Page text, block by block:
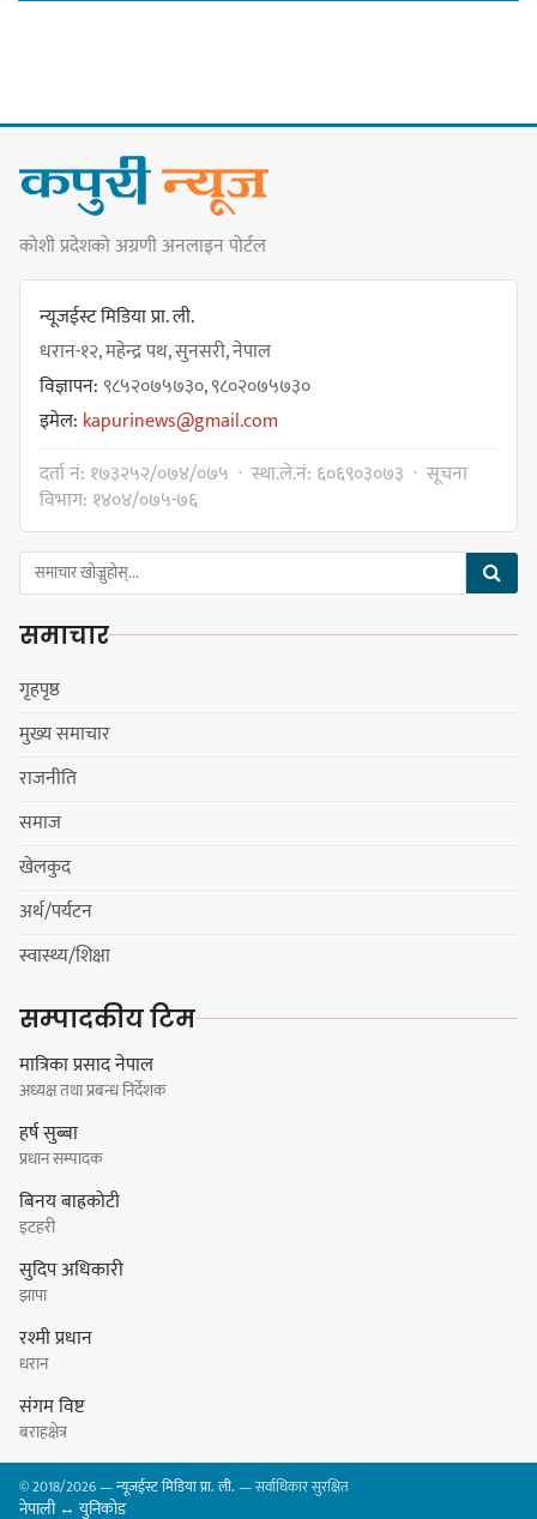
कार्यसम्पादनमा पहिलो
धरान उपमहानगरपालिकाको नगरसभा
चुल्हो निभ्दा ब्युँझन सक्ने आक्रोश
चाम्लिङको चेतावनी
मेजर श्रवणकुमार लिम्बू स्मृति
बास्केटबलको उपाधि
कोशी प्रदेशको अग्रणी अनलाइन पोर्टल
न्यूजईस्ट मिडिया प्रा. ली.
धरान-१२, महेन्द्र पथ, सुनसरी, नेपाल
विज्ञापन:९८५२०७५७३०, ९८०२०७५७३०
इमेल: kapurinews@gmail.com
दर्ता नं: १७३२५२/०७४/०७५ · स्था.ले.नं: ६०६९०३०७३ · सूचना
विभाग: १४०४/०७५-७६
समाचार
गृहपृष्ठ
मुख्य समाचार
राजनीति
समाज
खेलकुद
अर्थ/पर्यटन
स्वास्थ्य/शिक्षा
सम्पादकीय टिम
मात्रिका प्रसाद नेपाल
अध्यक्ष तथा प्रबन्ध निर्देशक
हर्ष सुब्बा
प्रधान सम्पादक
बिनय बाह्रकोटी
इटहरी
सुदिप अधिकारी
झापा
रश्मी प्रधान
धरान
संगम विष्ट
बराहक्षेत्र
© 2018/2026 —न्यूजईस्ट मिडिया प्रा. ली. — सर्वाधिकार सुरक्षित
नेपाली ↔ युनिकोड